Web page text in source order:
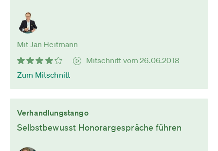
Mit Jan Heitmann
Mitschnitt vom 26.06.2018
Zum Mitschnitt
Verhandlungstango
Selbstbewusst Honorargespräche führen